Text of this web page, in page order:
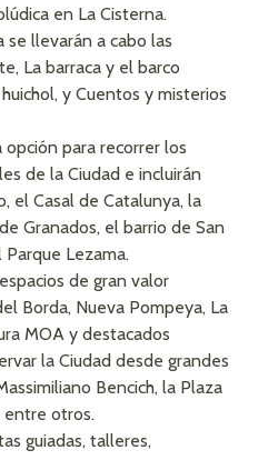
en La Cisterna.
se llevarán a cabo las
La barraca y el barco
y Cuentos y misterios
opción para recorrer los
de la Ciudad e incluirán
el Casal de Catalunya, la
Granados, el barrio de San
Lezama.
de gran valor
Borda, Nueva Pompeya, La
MOA y destacados
la Ciudad desde grandes
Bencich, la Plaza
entre otros.
guiadas, talleres,